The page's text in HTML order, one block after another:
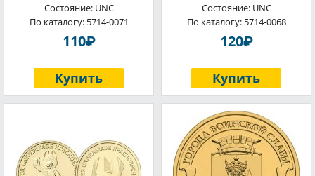
Состояние: UNC
По каталогу: 5714-0071
110P
Купить
Состояние: UNC
По каталогу: 5714-0068
120P
Купить